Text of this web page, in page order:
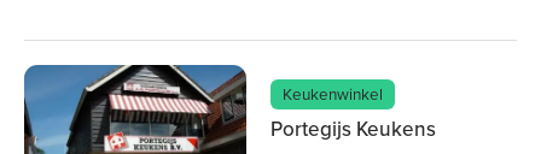
Keukenwinkel
Portegijs Keukens